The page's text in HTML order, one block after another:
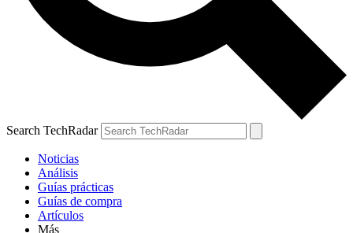
Search TechRadar
Noticias
Análisis
Guías prácticas
Guías de compra
Artículos
Más